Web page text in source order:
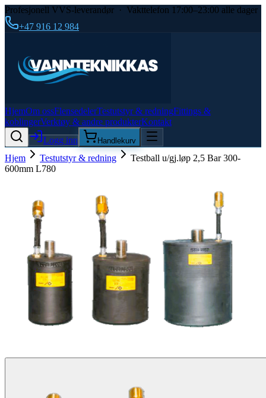
Profesjonell VVS-leverandør · Vakttelefon 17:00–23:00 alle dager
+47 916 12 984
HjemOm ossFlensedelerTestutstyr & redningFittings &
koblingerVerktøy & andre produkterKontakt
Logg inn
Handlekurv
Hjem Testutstyr & redning
Testball u/gj.løp 2,5 Bar 300-
600mm L780